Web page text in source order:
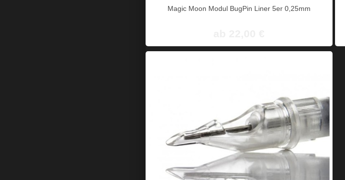
Magic Moon Modul BugPin Liner 5er 0,25mm